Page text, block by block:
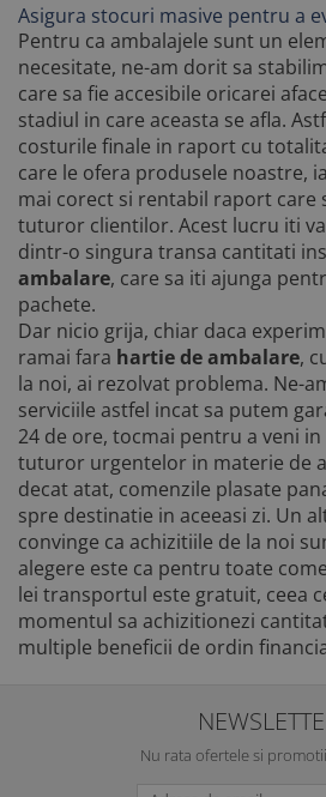
Asigura stocuri masive pentru a
Pentru ca ambalajele sunt un
necesitate, ne-am dorit sa
care sa fie accesibile oricarei
stadiul in care aceasta se afla.
costurile finale in raport cu
care le ofera produsele noastre,
mai corect si rentabil raport care
tuturor clientilor. Acest lucru iti
dintr-o singura transa cantitati
ambalare, care sa iti ajunga
pachete.
Dar nicio grija, chiar daca
ramai fara hartie de ambalare,
la noi, ai rezolvat problema. Ne-
serviciile astfel incat sa putem
24 de ore, tocmai pentru a veni
tuturor urgentelor in materie de
decat atat, comenzile plasate
spre destinatie in aceeasi zi. Un
convinge ca achizitiile de la noi
alegere este ca pentru toate
lei transportul este gratuit, ceea
momentul sa achizitionezi
multiple beneficii de ordin
Nu rata ofertele si